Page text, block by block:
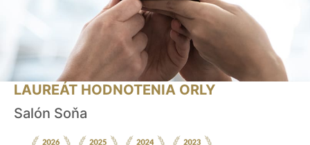
LAUREÁT HODNOTENIA ORLY
Salón Soňa